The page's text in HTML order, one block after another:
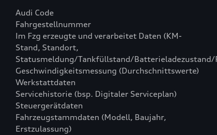
Audi Code
Fahrgestellnummer
Im Fzg erzeugte und verarbeitet Daten (KM-
Stand, Standort,
Statusmeldung/Tankfüllstand/
Geschwindigkeitsmessung (Durchschnittswerte)
Werkstattdaten
Servicehistorie (bsp. Digitaler Serviceplan)
Steuergerätdaten
Fahrzeugstammdaten (Modell, Baujahr,
Erstzulassung)